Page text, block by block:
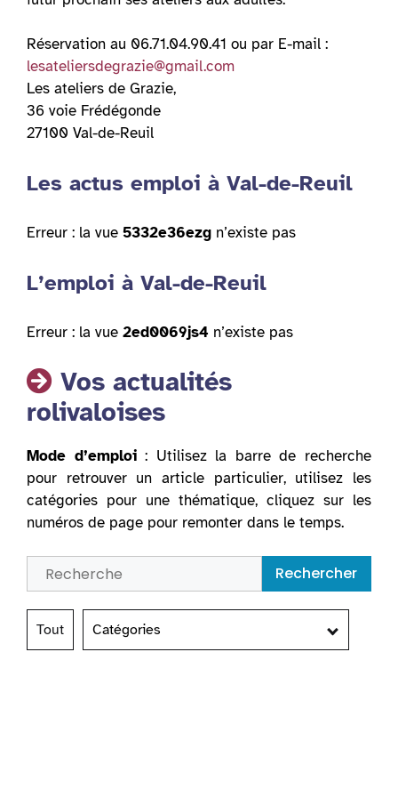
Réservation au 06.71.04.90.41 ou par E-mail :
lesateliersdegrazie@gmail.com
Les ateliers de Grazie,
36 voie Frédégonde
27100 Val-de-Reuil
Les actus emploi à Val-de-Reuil
Erreur : la vue 5332e36ezg n’existe pas
L’emploi à Val-de-Reuil
Erreur : la vue 2ed0069js4 n’existe pas
Vos actualités
rolivaloises
Mode d’emploi: Utilisez la barre de recherche
pour retrouver un article particulier, utilisez les
catégories pour une thématique, cliquez sur les
numéros de page pour remonter dans le temps.
Rechercher
Tout Catégories